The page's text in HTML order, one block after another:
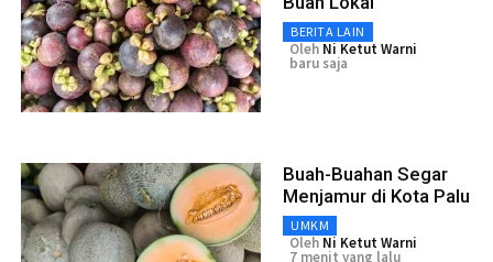
BERITA LAIN
Oleh Ni Ketut Warni
baru saja
Buah-Buahan Segar
Menjamur di Kota Palu
UMKM
Oleh Ni Ketut Warni
7 menit yang lalu